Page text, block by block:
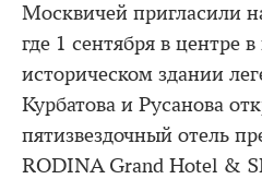
Москвичей пригласили
где 1 сентября в центре
историческом здании
Курбатова и Русанова
пятизвездочный отель
RODINA Grand Hotel &